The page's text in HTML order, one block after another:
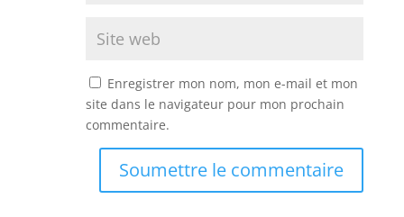
Enregistrer mon nom, mon e-mail et mon
site dans le navigateur pour mon prochain
commentaire.
Soumettre le commentaire